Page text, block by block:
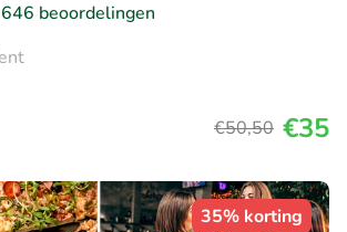
beoordelingen
€50,50 €35
35% korting